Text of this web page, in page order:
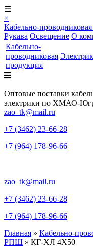
☰
×
Кабельно-
Рукава Освещение О
Кабельно-
проводниковая
продукция
Оптовые поставки
электрики по ХМАО-
zao_tk@mail.ru
+7 (3462) 23-66-28
+7 (964) 178-96-66
zao_tk@mail.ru
+7 (3462) 23-66-28
+7 (964) 178-96-66
Главная » Кабельно-
РПШ » КГ-ХЛ 4X50